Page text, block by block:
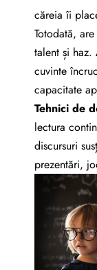
căreia îi
Totodată,
talent și
cuvinte
capacitate
Tehnici de
lectura
discursuri
prezentări,